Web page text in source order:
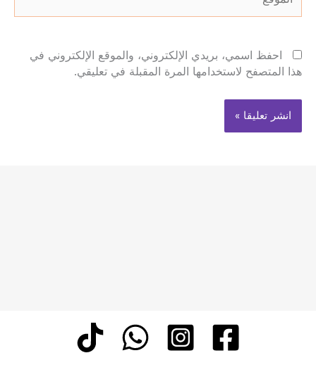
احفظ اسمي، بريدي الإلكتروني، والموقع الإلكتروني في
هذا المتصفح لاستخدامها المرة المقبلة في تعليقي.